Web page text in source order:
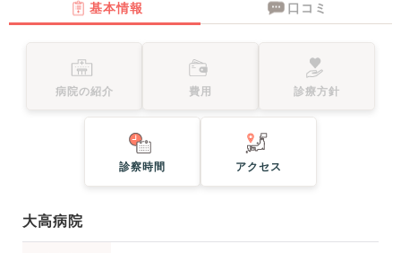
基本情報 口コミ
病院の紹介 費用 診療方針
診察時間 アクセス
大高病院